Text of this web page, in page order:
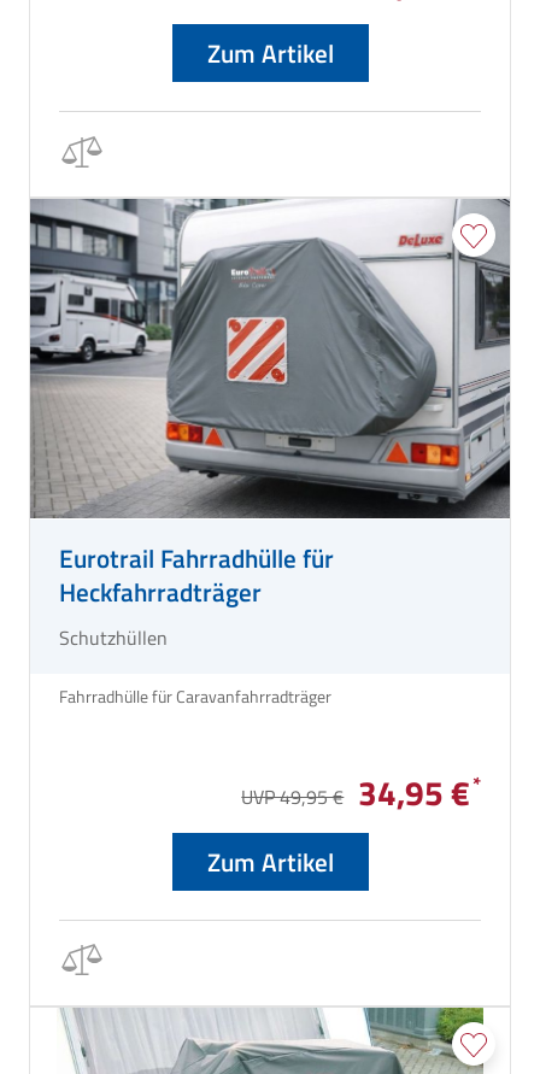
Zum Artikel
Eurotrail Fahrradhülle für
Heckfahrradträger
Schutzhüllen
UVP 49,95 € 34,95 €
Zum Artikel